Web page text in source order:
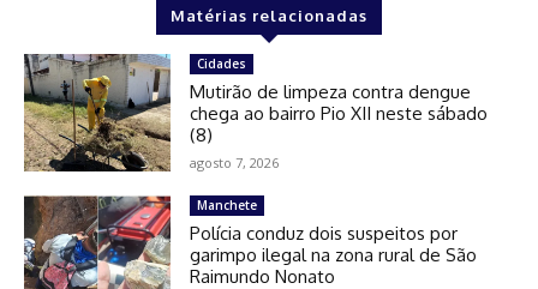
Matérias relacionadas
Cidades
Mutirão de limpeza contra dengue
chega ao bairro Pio XII neste sábado
(8)
agosto 7, 2026
Manchete
Polícia conduz dois suspeitos por
garimpo ilegal na zona rural de São
Raimundo Nonato